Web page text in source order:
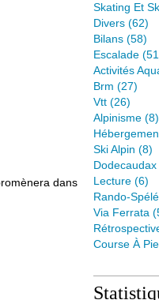
dans
Skating Et
Divers (62)
Bilans (58)
Escalade
Activités
Brm (27)
Vtt (26)
Alpinisme (8)
Ski Alpin (8)
Dodecaudax
Lecture (6)
Rando-
Via Ferrata
Course À